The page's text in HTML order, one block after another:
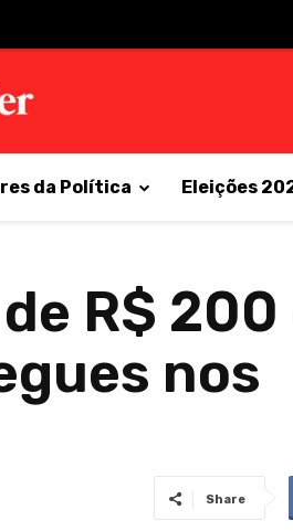
da Política Eleições
R$ 200
nos
Share